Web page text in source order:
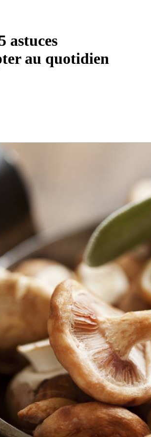
astuces
au quotidien